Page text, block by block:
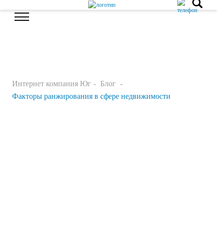
Интернет компания Юг
Блог
Факторы ранжирования в сфере недвижимости